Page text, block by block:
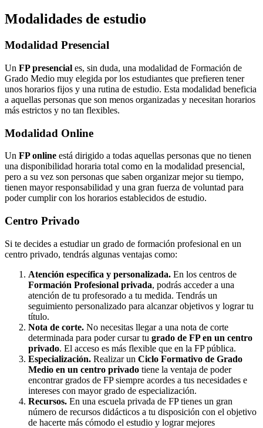
Modalidades de estudio
Modalidad Presencial
Un FP presencial es, sin duda, una modalidad de Formación de
Grado Medio muy elegida por los estudiantes que prefieren tener
unos horarios fijos y una rutina de estudio. Esta modalidad beneficia
a aquellas personas que son menos organizadas y necesitan horarios
más estrictos y no tan flexibles.
Modalidad Online
Un FP online está dirigido a todas aquellas personas que no tienen
una disponibilidad horaria total como en la modalidad presencial,
pero a su vez son personas que saben organizar mejor su tiempo,
tienen mayor responsabilidad y una gran fuerza de voluntad para
poder cumplir con los horarios establecidos de estudio.
Centro Privado
Si te decides a estudiar un grado de formación profesional en un
centro privado, tendrás algunas ventajas como:
Atención específica y personalizada. En los centros de
Formación Profesional privada, podrás acceder a una
atención de tu profesorado a tu medida. Tendrás un
seguimiento personalizado para alcanzar objetivos y lograr tu
título.
Nota de corte. No necesitas llegar a una nota de corte
determinada para poder cursar tu grado de FP en un centro
privado. El acceso es más flexible que en la FP pública.
Especialización. Realizar un Ciclo Formativo de Grado
Medio en un centro privado tiene la ventaja de poder
encontrar grados de FP siempre acordes a tus necesidades e
intereses con mayor grado de especialización.
Recursos. En una escuela privada de FP tienes un gran
número de recursos didácticos a tu disposición con el objetivo
de hacerte más cómodo el estudio y lograr mejores